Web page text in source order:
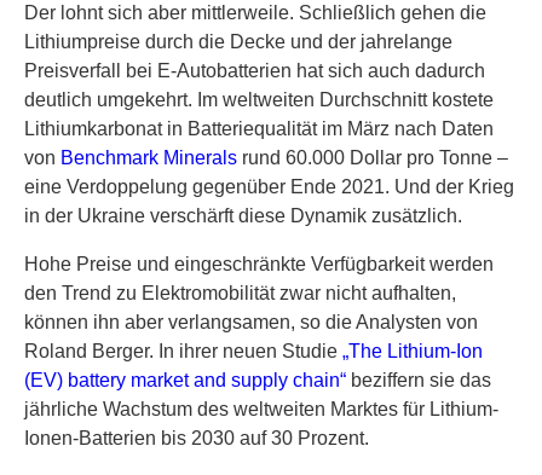
Der lohnt sich aber mittlerweile. Schließlich gehen die
Lithiumpreise durch die Decke und der jahrelange
Preisverfall bei E-Autobatterien hat sich auch dadurch
deutlich umgekehrt. Im weltweiten Durchschnitt kostete
Lithiumkarbonat in Batteriequalität im März nach Daten
von Benchmark Minerals rund 60.000 Dollar pro Tonne –
eine Verdoppelung gegenüber Ende 2021. Und der Krieg
in der Ukraine verschärft diese Dynamik zusätzlich.
Hohe Preise und eingeschränkte Verfügbarkeit werden
den Trend zu Elektromobilität zwar nicht aufhalten,
können ihn aber verlangsamen, so die Analysten von
Roland Berger. In ihrer neuen Studie „The Lithium-Ion
(EV) battery market and supply chain“ beziffern sie das
jährliche Wachstum des weltweiten Marktes für Lithium-
Ionen-Batterien bis 2030 auf 30 Prozent.